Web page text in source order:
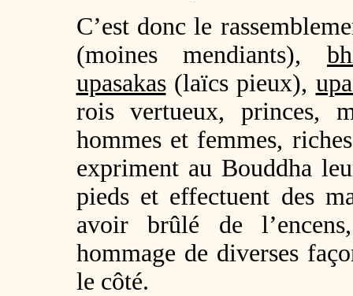
C’est donc le
(moines mendiants),
upasakas(laïcs pieux),
rois vertueux, princes,
hommes et femmes,
expriment au Bouddha
pieds et effectuent des
avoir brûlé de
hommage de diverses
le côté.